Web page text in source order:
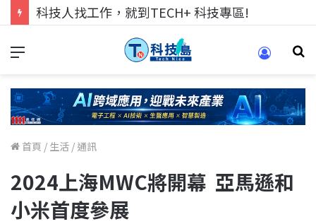
科技人找工作，就到TECH+ 科技專區!
首頁 / 生活 / 通訊
2024上海MWC將開幕 亞馬遜和
小米首度參展